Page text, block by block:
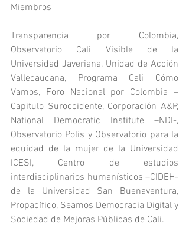
Miembros
Transparencia por Colombia,
Observatorio Cali Visible de la
Universidad Javeriana, Unidad de Acción
Vallecaucana, Programa Cali Cómo
Vamos, Foro Nacional por Colombia –
Capitulo Suroccidente, Corporación A&P,
National Democratic Institute –NDI-,
Observatorio Polis y Observatorio para la
equidad de la mujer de la Universidad
ICESI, Centro de estudios
interdisciplinarios humanísticos –CIDEH-
de la Universidad San Buenaventura,
Propacífico, Seamos Democracia Digital y
Sociedad de Mejoras Públicas de Cali.